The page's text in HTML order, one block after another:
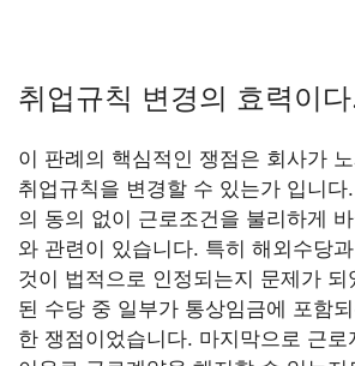
취업규칙 변경의 효력이
이 판례의 핵심적인 쟁점은 회사가
취업규칙을 변경할 수 있는가 입니
의 동의 없이 근로조건을 불리하게
와 관련이 있습니다. 특히 해외수당
것이 법적으로 인정되는지 문제가 되
된 수당 중 일부가 통상임금에 포함
한 쟁점이었습니다. 마지막으로 근로